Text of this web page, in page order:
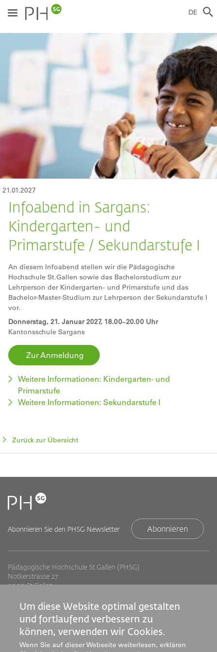
zum
Inhalt
DE
21.01.2027
Infoabend in Sargans:
Kindergarten- und
Primarstufe / Sekundarstufe I
An diesem Infoabend stellen wir die Pädagogische
Hochschule St.Gallen sowie das Bachelorstudium zur
Lehrperson der Kindergarten- und Primarstufe und das
Bachelor-Master-Studium zur Lehrperson der Sekundarstufe I
vor.
Donnerstag, 21. Januar 2027, 18.00–20.00 Uhr
Kantonsschule Sargans
Zur Anmeldung
Weitere Informationen: Kindergarten- und
Primarstufe
Weitere Informationen: Sekundarstufe I
Zurück zur Übersicht
Abonnieren Sie den PHSG Newsletter Abonnieren
Pädagogische Hochschule St.Gallen (PHSG)
Notkerstrasse 27
9000 St.Gallen
info@phsg.ch
Footer
Links
Standorte
Jobs
Medien
Footer
rechts
Studium
Weiterbildung
Forschung & Entwicklung
Um diese Website optimal gestalten
und fortlaufend verbessern zu
können, verwenden wir Cookies.
Wenn Sie auf dieser Webseite weiterlesen, erklären